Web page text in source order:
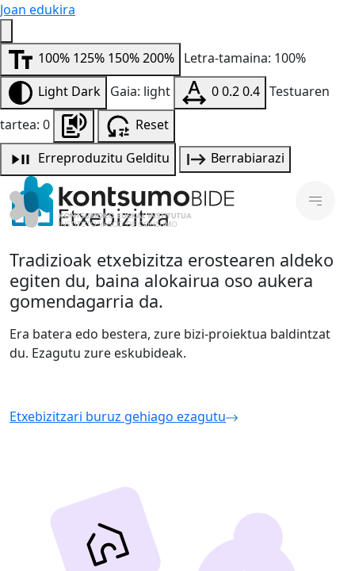
Joan edukira
100% 125% 150%200% Letra-tamaina: 100%
Light Dark Gaia: light 00.20.4 Testuaren
tartea: 0
Reset
Erreproduzitu Gelditu Berrabiarazi
Etxebizitza
Tradizioak etxebizitza erostearen aldeko
egiten du, baina alokairua oso aukera
gomendagarria da.
Era batera edo bestera, zure bizi-proiektua baldintzat
du. Ezagutu zure eskubideak.
Etxebizitzari buruz gehiago ezagutu